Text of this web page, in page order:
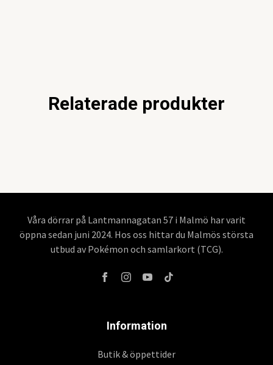
Relaterade produkter
Våra dörrar på Lantmannagatan 57 i Malmö har varit
öppna sedan juni 2024. Hos oss hittar du Malmös största
utbud av Pokémon och samlarkort (TCG).
Information
Butik & öppettider